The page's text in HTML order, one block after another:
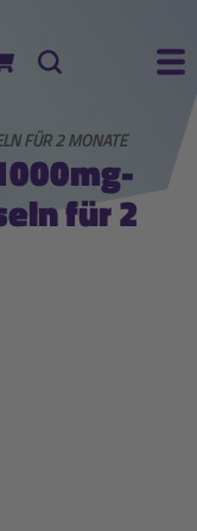
Zum Warenkorb
Suche
FÜR 2 MONATE
für 2